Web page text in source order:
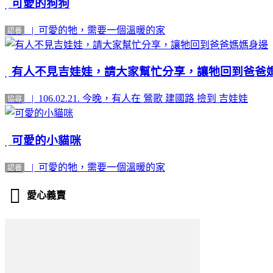
可愛的狗狗
認養 | 可愛的牠，需要一個溫暖的家
有人不見吉娃娃，請大家幫忙分享，讓牠回到爸爸
協尋 | 106.02.21. 今晚，有人在 鶯歌 建國路 撿到 吉娃娃
可愛的小貓咪
認養 | 可愛的牠，需要一個溫暖的家
愛心義賣